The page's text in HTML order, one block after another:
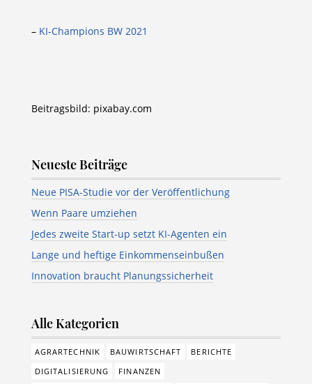
– KI-Champions BW 2021
Beitragsbild: pixabay.com
Neueste Beiträge
Neue PISA-Studie vor der Veröffentlichung
Wenn Paare umziehen
Jedes zweite Start-up setzt KI-Agenten ein
Lange und heftige Einkommenseinbußen
Innovation braucht Planungssicherheit
Alle Kategorien
AGRARTECHNIK BAUWIRTSCHAFT
BERICHTE
DIGITALISIERUNG
FINANZEN